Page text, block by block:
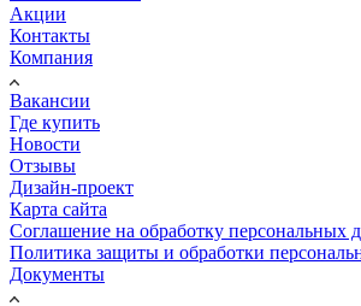
Акции
Контакты
Компания
Вакансии
Где купить
Новости
Отзывы
Дизайн-проект
Карта сайта
Соглашение на обработку персональных
Политика защиты и обработки
Документы